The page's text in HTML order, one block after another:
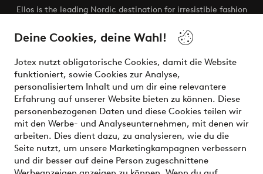
Deine Cookies, deine Wahl!
Jotex nutzt obligatorische Cookies, damit die Website
funktioniert, sowie Cookies zur Analyse,
personalisiertem Inhalt und um dir eine relevantere
Erfahrung auf unserer Website bieten zu können. Diese
personenbezogenen Daten und diese Cookies teilen wir
mit den Werbe- und Analyseunternehmen, mit denen wir
arbeiten. Dies dient dazu, zu analysieren, wie du die
Seite nutzt, um unsere Marketingkampagnen verbessern
und dir besser auf deine Person zugeschnittene
Ellos is the leading Nordic destination for irresistible fashion
the latest trends, curated to make finding your next look
effortless. It’s all here.
Visit Ellos
Sichere Zahlungen - Jetzt bezahlen oder aufteilen
Möchtest du mehr über unsere
Zahlungsmöglichkeitenerfahren?